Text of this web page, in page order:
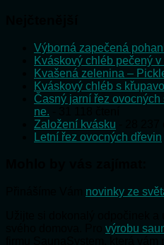
Výborná zapečená
Kváskový chléb pečený v
Kvašená zelenina –
Kváskový chléb s
Časný jarní řez
ne.
Založení kvásku
Letní řez ovocných dřevin
novinky ze
výrobu